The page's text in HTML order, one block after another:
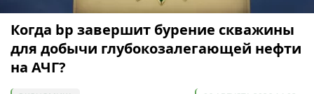
Когда bp завершит бурение скважины
для добычи глубокозалегающей нефти
на АЧГ?